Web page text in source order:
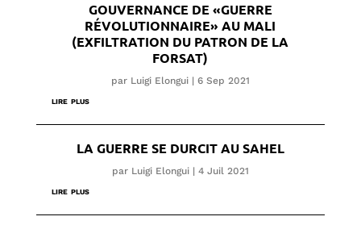
GOUVERNANCE DE «GUERRE
RÉVOLUTIONNAIRE» AU MALI
(EXFILTRATION DU PATRON DE LA
FORSAT)
par Luigi Elongui| 6 Sep 2021
lire plus
LA GUERRE SE DURCIT AU SAHEL
par Luigi Elongui| 4 Juil 2021
lire plus